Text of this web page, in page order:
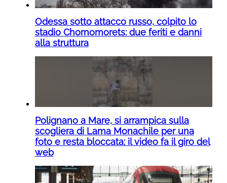
Odessa sotto attacco russo, colpito lo
stadio Chornomorets: due feriti e danni
alla struttura
Polignano a Mare, si arrampica sulla
scogliera di Lama Monachile per una
foto e resta bloccata: il video fa il giro del
web